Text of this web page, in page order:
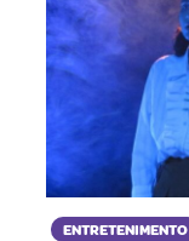
ENTRETENIMENTO